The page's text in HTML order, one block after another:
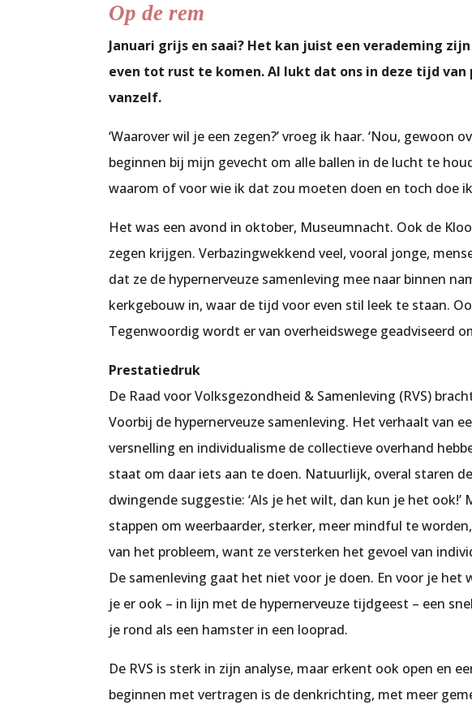
Op de rem
Januari grijs en saai? Het kan juist een verademing
even tot rust te komen. Al lukt dat ons in deze tijd
vanzelf.
‘Waarover wil je een zegen?’ vroeg ik haar. ‘Nou, gewoon
beginnen bij mijn gevecht om alle ballen in de lucht te
waarom of voor wie ik dat zou moeten doen en toch doe
Het was een avond in oktober, Museumnacht. Ook de
zegen krijgen. Verbazingwekkend veel, vooral jonge,
dat ze de hypernerveuze samenleving mee naar binnen
kerkgebouw in, waar de tijd voor even stil leek te staan.
Tegenwoordig wordt er van overheidswege geadviseerd
Prestatiedruk
De Raad voor Volksgezondheid & Samenleving (RVS)
Voorbij de hypernerveuze samenleving. Het verhaalt van
versnelling en individualisme de collectieve overhand
staat om daar iets aan te doen. Natuurlijk, overal staren
dwingende suggestie: ‘Als je het wilt, dan kun je het ook!’
stappen om weerbaarder, sterker, meer mindful te
van het probleem, want ze versterken het gevoel van
De samenleving gaat het niet voor je doen. En voor je het
je er ook – in lijn met de hypernerveuze tijdgeest – een
je rond als een hamster in een looprad.
De RVS is sterk in zijn analyse, maar erkent ook open en
beginnen met vertragen is de denkrichting, met meer